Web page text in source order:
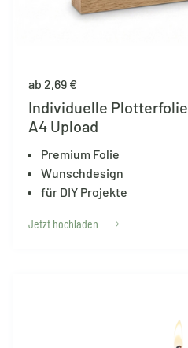
ab 2,69 €
Individuelle Plotterfolie
A4 Upload
Premium Folie
Wunschdesign
für DIY Projekte
Jetzt hochladen